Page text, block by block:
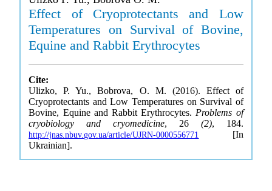
Effect of Cryoprotectants and Low
Temperatures on Survival of Bovine,
Equine and Rabbit Erythrocytes
Cite:
Ulizko, P. Yu., Bobrova, O. M. (2016). Effect of
Cryoprotectants and Low Temperatures on Survival of
Bovine, Equine and Rabbit Erythrocytes. Problems of
cryobiology and cryomedicine, 26 (2), 184.
http://jnas.nbuv.gov.ua/article/UJRN-0000556771
[In
Ukrainian].